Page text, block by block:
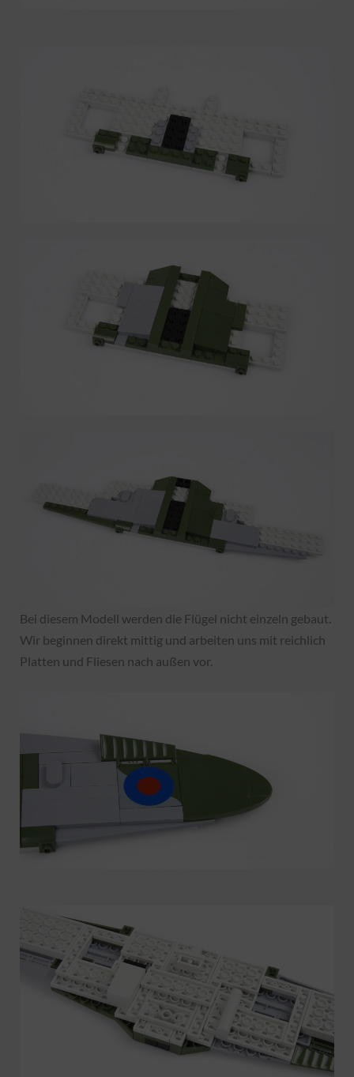
Bei diesem Modell werden die Flügel nicht einzeln gebaut.
Wir beginnen direkt mittig und arbeiten uns mit reichlich
Platten und Fliesen nach außen vor.